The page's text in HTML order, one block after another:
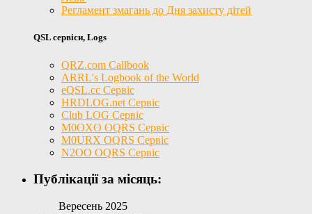
Регламент змагань до Дня захисту дітей
QSL сервіси, Logs
QRZ.com Callbook
ARRL's Logbook of the World
eQSL.cc Сервіс
HRDLOG.net Сервіс
Club LOG Сервіс
M0OXO OQRS Сервіс
M0URX OQRS Сервіс
N2OO OQRS Сервіс
Публікації за місяць:
Вересень 2025